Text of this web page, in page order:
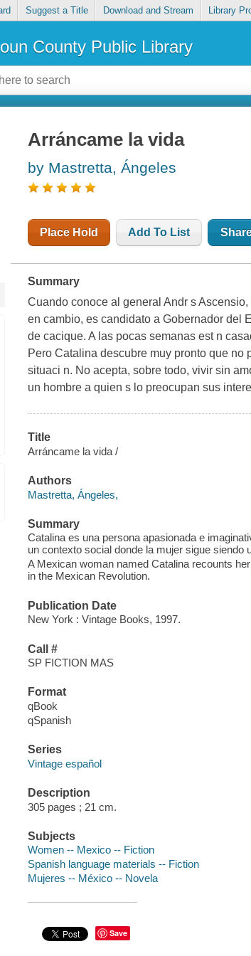
Suggest a Title Download and Stream Library
County Public Library
Arráncame la vida
by Mastretta, Ángeles
Place Hold Add To List
Summary
Cuando conoce al general Andr s
en cambio, es candidato a Gobernador del
de cacique. A las pocas semanas est n
Pero Catalina descubre muy pronto que
situaci n. No acepta, sobre todo, vivir sin
un hombre a quien s lo preocupan sus
Title
Arráncame la vida /
Authors
Mastretta, Ángeles,
Summary
Catalina es una persona apasionada e
un contexto social donde la mujer sigue siendo
A Mexican woman named Catalina recounts
in the Mexican Revolution.
Publication Date
New York : Vintage Books, 1997.
Call #
SP FICTION MAS
Format
qBook
qSpanish
Series
Vintage español
Description
305 pages ; 21 cm.
Subjects
Women -- Mexico -- Fiction
Spanish language materials -- Fiction
Mujeres -- México -- Novela
Save